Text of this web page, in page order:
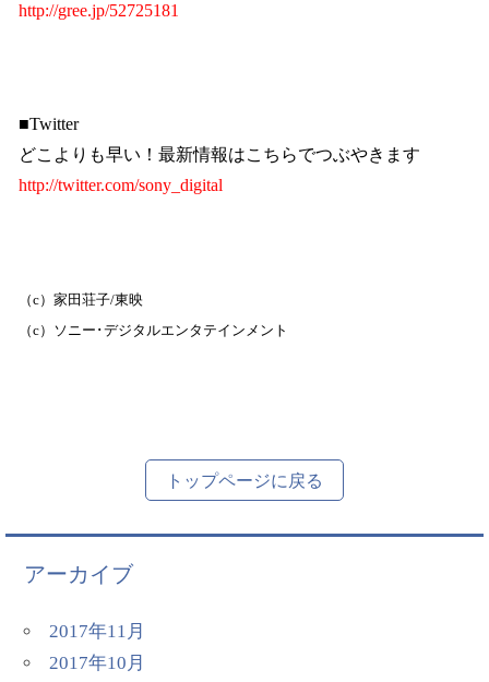
http://gree.jp/52725181
■Twitter
どこよりも早い！最新情報はこちらでつぶやきます
http://twitter.com/sony_digital
（c）家田荘子/東映
（c）ソニー･デジタルエンタテインメント
トップページに戻る
アーカイブ
2017年11月
2017年10月